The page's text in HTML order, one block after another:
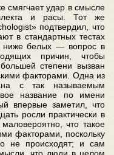
смягчает удар в смысле
и расы. Тот же
подтвердил, что
в стандартных тестах
ниже белых — вопрос в
причин, чтобы
степени вызван
факторами. Одна из
с так называемым
название по имени
впервые заметил, что
росли практически в
что такое
факторами, поскольку
не происходят; и сам